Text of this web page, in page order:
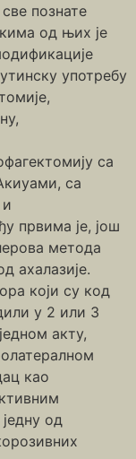
познате
од њих је
употребу
са
са
првима је, још
метода
ахалазије.
који су код
у 2 или 3
акту,
као
од